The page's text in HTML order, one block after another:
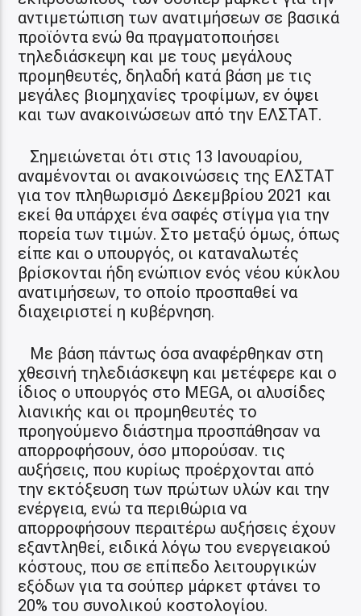
αντιμετώπιση των ανατιμήσεων σε βασικά
προϊόντα ενώ θα πραγματοποιήσει
τηλεδιάσκεψη και με τους μεγάλους
προμηθευτές, δηλαδή κατά βάση με τις
μεγάλες βιομηχανίες τροφίμων, εν όψει
και των ανακοινώσεων από την ΕΛΣΤΑΤ.
Σημειώνεται ότι στις 13 Ιανουαρίου,
αναμένονται οι ανακοινώσεις της ΕΛΣΤΑΤ
για τον πληθωρισμό Δεκεμβρίου 2021 και
εκεί θα υπάρχει ένα σαφές στίγμα για την
πορεία των τιμών. Στο μεταξύ όμως, όπως
είπε και ο υπουργός, οι καταναλωτές
βρίσκονται ήδη ενώπιον ενός νέου κύκλου
ανατιμήσεων, το οποίο προσπαθεί να
διαχειριστεί η κυβέρνηση.
Με βάση πάντως όσα αναφέρθηκαν στη
χθεσινή τηλεδιάσκεψη και μετέφερε και ο
ίδιος ο υπουργός στο MEGA, οι αλυσίδες
λιανικής και οι προμηθευτές το
προηγούμενο διάστημα προσπάθησαν να
απορροφήσουν, όσο μπορούσαν. τις
αυξήσεις, που κυρίως προέρχονται από
την εκτόξευση των πρώτων υλών και την
ενέργεια, ενώ τα περιθώρια να
απορροφήσουν περαιτέρω αυξήσεις έχουν
εξαντληθεί, ειδικά λόγω του ενεργειακού
κόστους, που σε επίπεδο λειτουργικών
εξόδων για τα σούπερ μάρκετ φτάνει το
20% του συνολικού κοστολογίου.